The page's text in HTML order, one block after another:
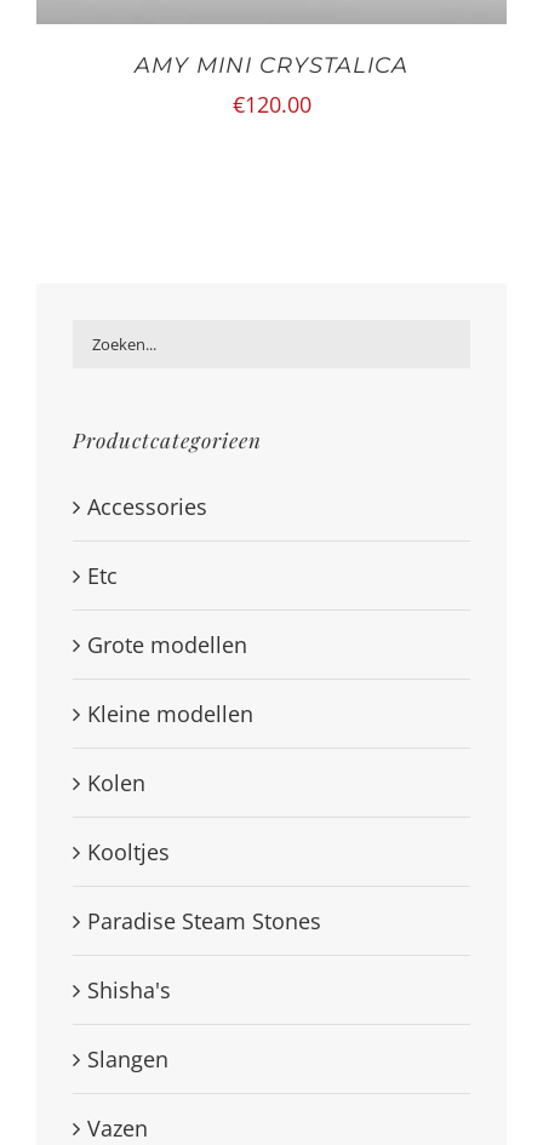
AMY MINI CRYSTALICA
€120.00
Productcategorieen
Accessories
Etc
Grote modellen
Kleine modellen
Kolen
Kooltjes
Paradise Steam Stones
Shisha's
Slangen
Vazen